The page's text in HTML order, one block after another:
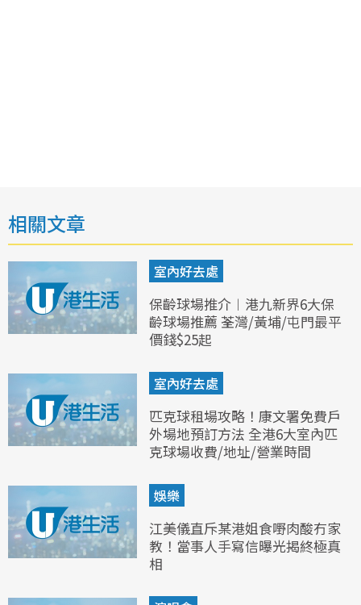
相關文章
室內好去處
保齡球場推介︱港九新界6大保
齡球場推薦 荃灣/黃埔/屯門最平
價錢$25起
室內好去處
匹克球租場攻略！康文署免費戶
外場地預訂方法 全港6大室內匹
克球場收費/地址/營業時間
娛樂
江美儀直斥某港姐食嘢肉酸冇家
教！當事人手寫信曝光揭終極真
相